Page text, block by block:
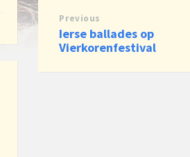
Previous
Ierse ballades op
Vierkorenfestival